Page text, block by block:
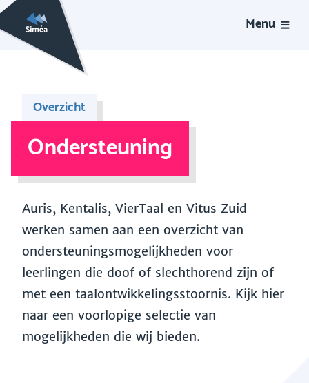
Menu
Overzicht
Ondersteuning
Auris, Kentalis, VierTaal en Vitus Zuid
werken samen aan een overzicht van
ondersteuningsmogelijkheden voor
leerlingen die doof of slechthorend zijn of
met een taalontwikkelingsstoornis. Kijk hier
naar een voorlopige selectie van
mogelijkheden die wij bieden.